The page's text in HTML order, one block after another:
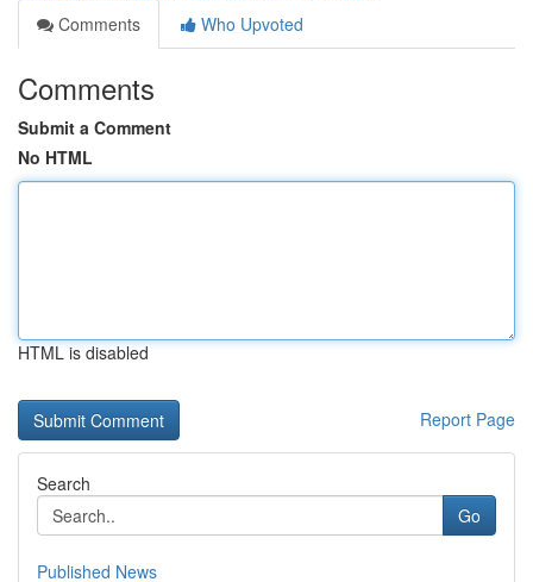
Comments
Who Upvoted
Comments
Submit a Comment
No HTML
HTML is disabled
Report Page
Search
Go
Published News